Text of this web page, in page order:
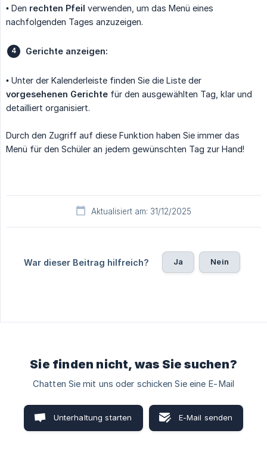
• Den rechten Pfeil verwenden, um das Menü eines
nachfolgenden Tages anzuzeigen.
Gerichte anzeigen:
• Unter der Kalenderleiste finden Sie die Liste der
vorgesehenen Gerichte für den ausgewählten Tag, klar und
detailliert organisiert.
Durch den Zugriff auf diese Funktion haben Sie immer das
Menü für den Schüler an jedem gewünschten Tag zur Hand!
Aktualisiert am: 31/12/2025
War dieser Beitrag hilfreich? Ja Nein
Sie finden nicht, was Sie suchen?
Chatten Sie mit uns oder schicken Sie eine E-Mail
Unterhaltung starten E-Mail senden